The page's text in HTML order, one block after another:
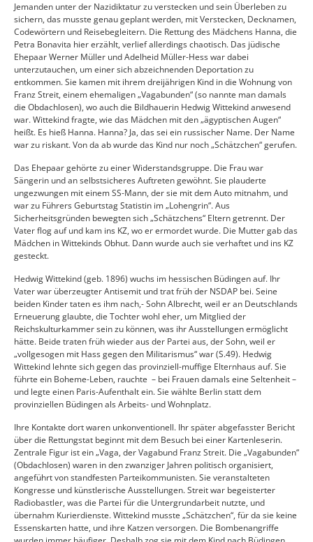
Jemanden unter der Nazidiktatur zu verstecken und sein Überleben zu
sichern, das musste genau geplant werden, mit Verstecken, Decknamen,
Codewörtern und Reisebegleitern. Die Rettung des Mädchens Hanna, die
Petra Bonavita hier erzählt, verlief allerdings chaotisch. Das jüdische
Ehepaar Werner Müller und Adelheid Müller-Hess war dabei
unterzutauchen, um einer sich abzeichnenden Deportation zu
entkommen. Sie kamen mit ihrem dreijährigen Kind in die Wohnung von
Franz Streit, einem ehemaligen „Vagabunden“ (so nannte man damals
die Obdachlosen), wo auch die Bildhauerin Hedwig Wittekind anwesend
war. Wittekind fragte, wie das Mädchen mit den „ägyptischen Augen“
heißt. Es hieß Hanna. Hanna? Ja, das sei ein russischer Name. Der Name
war zu riskant. Von da ab wurde das Kind nur noch „Schätzchen“ gerufen.
Das Ehepaar gehörte zu einer Widerstandsgruppe. Die Frau war
Sängerin und an selbstsicheres Auftreten gewöhnt. Sie plauderte
ungezwungen mit einem SS-Mann, der sie mit dem Auto mitnahm, und
war zu Führers Geburtstag Statistin im „Lohengrin“. Aus
Sicherheitsgründen bewegten sich „Schätzchens“ Eltern getrennt. Der
Vater flog auf und kam ins KZ, wo er ermordet wurde. Die Mutter gab das
Mädchen in Wittekinds Obhut. Dann wurde auch sie verhaftet und ins KZ
gesteckt.
Hedwig Wittekind (geb. 1896) wuchs im hessischen Büdingen auf. Ihr
Vater war überzeugter Antisemit und trat früh der NSDAP bei. Seine
beiden Kinder taten es ihm nach,- Sohn Albrecht, weil er an Deutschlands
Erneuerung glaubte, die Tochter wohl eher, um Mitglied der
Reichskulturkammer sein zu können, was ihr Ausstellungen ermöglicht
hätte. Beide traten früh wieder aus der Partei aus, der Sohn, weil er
„vollgesogen mit Hass gegen den Militarismus“ war (S.49). Hedwig
Wittekind lehnte sich gegen das provinziell-muffige Elternhaus auf. Sie
führte ein Boheme-Leben, rauchte – bei Frauen damals eine Seltenheit –
und legte einen Paris-Aufenthalt ein. Sie wählte Berlin statt dem
provinziellen Büdingen als Arbeits- und Wohnplatz.
Ihre Kontakte dort waren unkonventionell. Ihr später abgefasster Bericht
über die Rettungstat beginnt mit dem Besuch bei einer Kartenleserin.
Zentrale Figur ist ein „Vaga, der Vagabund Franz Streit. Die „Vagabunden“
(Obdachlosen) waren in den zwanziger Jahren politisch organisiert,
angeführt von standfesten Parteikommunisten. Sie veranstalteten
Kongresse und künstlerische Ausstellungen. Streit war begeisterter
Radiobastler, was die Partei für die Untergrundarbeit nutzte, und
übernahm Kurierdienste. Wittekind musste „Schätzchen“, für da sie keine
Essenskarten hatte, und ihre Katzen versorgen. Die Bombenangriffe